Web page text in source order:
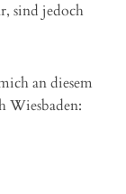
sind jedoch
an diesem
Wiesbaden: